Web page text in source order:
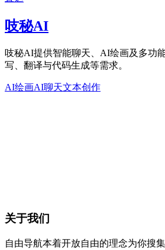
吱秘AI
吱秘AI提供智能聊天、AI绘画及多功
写、翻译与代码生成等需求。
AI绘画AI聊天文本创作
关于我们
自由导航本着开放自由的理念为你搜